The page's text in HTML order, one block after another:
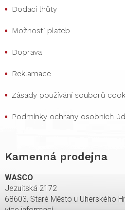
Dodací lhůty
Možnosti plateb
Doprava
Reklamace
Zásady používání souborů
Podmínky ochrany osobních
Kamenná prodejna
WASCO
Jezuitská 2172
68603, Staré Město u Uherského